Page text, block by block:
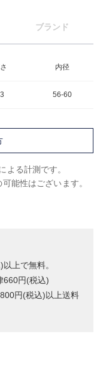
ブランド
内径
56-60
よる計測です。
能性はございます。
上で無料。
660円(税込)
円(税込)以上送料